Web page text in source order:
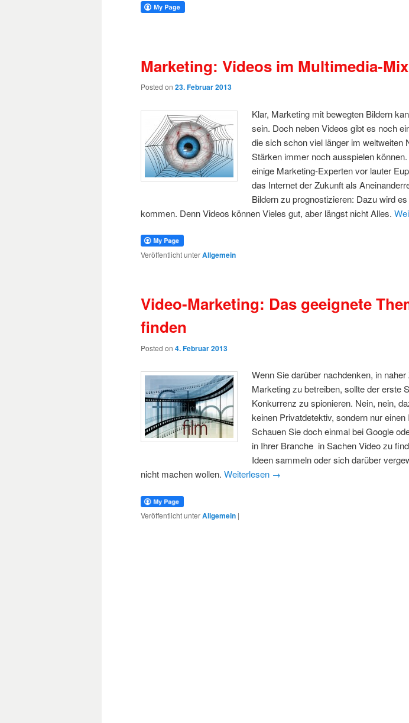
Marketing: Videos im Multimedia-Mix
Posted on 23. Februar 2013
Klar, Marketing mit bewegten Bildern
sein. Doch neben Videos gibt es noch
die sich schon viel länger im weltweiten
Stärken immer noch ausspielen
einige Marketing-Experten vor lauter
das Internet der Zukunft als
Bildern zu prognostizieren: Dazu wird
kommen. Denn Videos können Vieles gut, aber längst nicht Alles.
Veröffentlicht unterAllgemein
Video-Marketing: Das geeignete
finden
Posted on 4. Februar 2013
Wenn Sie darüber nachdenken, in
Marketing zu betreiben, sollte der erste
Konkurrenz zu spionieren. Nein, nein,
keinen Privatdetektiv, sondern nur einen
Schauen Sie doch einmal bei Google
in Ihrer Branche in Sachen Video zu
Ideen sammeln oder sich darüber
nicht machen wollen. Weiterlesen →
Veröffentlicht unterAllgemein |